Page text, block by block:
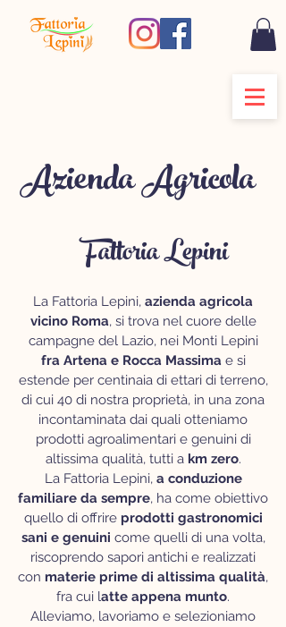
Azienda Agricola
Fattoria Lepini
La Fattoria Lepini, azienda agricola
vicino Roma, si trova nel cuore delle
campagne del Lazio, nei Monti Lepini
fra Artena e Rocca Massimae si
estende per centinaia di ettari di terreno,
di cui 40 di nostra proprietà, in una zona
incontaminata dai quali otteniamo
prodotti agroalimentari e genuini di
altissima qualità, tutti a km zero.
La Fattoria Lepini, a conduzione
familiare da sempre, ha come obiettivo
quello di offrire prodotti gastronomici
sani e genuini come quelli di una volta,
riscoprendo sapori antichi e realizzati
con materie prime di altissima qualità,
fra cui latte appena munto.
Alleviamo, lavoriamo e selezioniamo